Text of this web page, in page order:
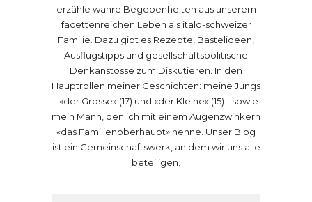
erzähle wahre Begebenheiten aus unserem
facettenreichen Leben als italo-schweizer
Familie. Dazu gibt es Rezepte, Bastelideen,
Ausflugstipps und gesellschaftspolitische
Denkanstösse zum Diskutieren. In den
Hauptrollen meiner Geschichten: meine Jungs
- «der Grosse» (17) und «der Kleine» (15) - sowie
mein Mann, den ich mit einem Augenzwinkern
«das Familienoberhaupt» nenne. Unser Blog
ist ein Gemeinschaftswerk, an dem wir uns alle
beteiligen.